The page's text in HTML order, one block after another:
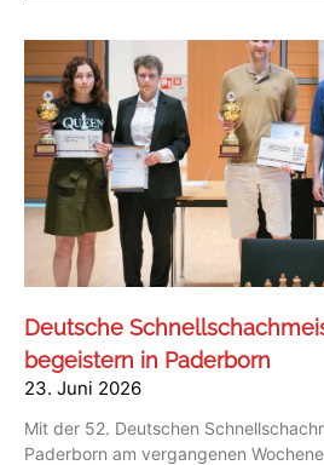
Deutsche
begeistern in Paderborn
23. Juni 2026
Mit der 52. Deutschen
Paderborn am vergangenen